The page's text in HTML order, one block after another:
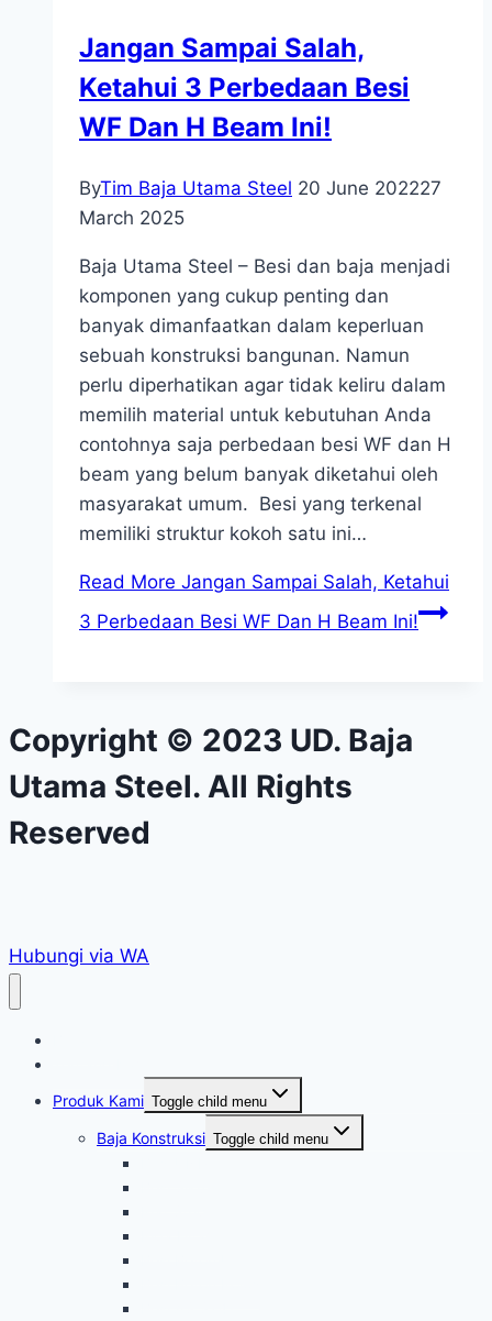
Jangan Sampai Salah,
Ketahui 3 Perbedaan Besi
WF Dan H Beam Ini!
ByTim Baja Utama Steel 20 June 202227
March 2025
Baja Utama Steel – Besi dan baja menjadi
komponen yang cukup penting dan
banyak dimanfaatkan dalam keperluan
sebuah konstruksi bangunan. Namun
perlu diperhatikan agar tidak keliru dalam
memilih material untuk kebutuhan Anda
contohnya saja perbedaan besi WF dan H
beam yang belum banyak diketahui oleh
masyarakat umum. Besi yang terkenal
memiliki struktur kokoh satu ini…
Read More Jangan Sampai Salah, Ketahui
3 Perbedaan Besi WF Dan H Beam Ini!
Copyright © 2023 UD. Baja
Utama Steel. All Rights
Reserved
Hubungi via WA
Produk Kami Toggle child menu
Baja Konstruksi Toggle child menu